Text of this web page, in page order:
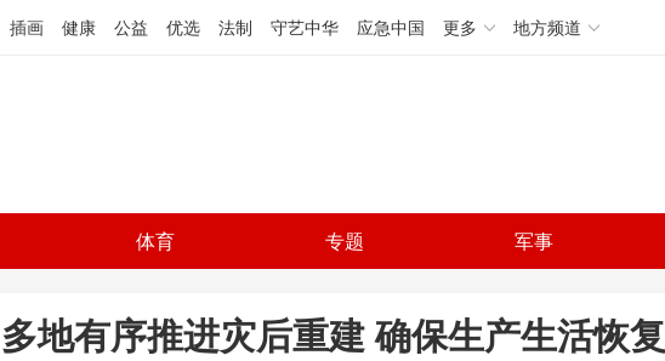
插画 健康 公益 优选 法制 守艺中华 应急中国 更多 地方频道
体育 专题 军事
多地有序推进灾后重建 确保生产生活恢复